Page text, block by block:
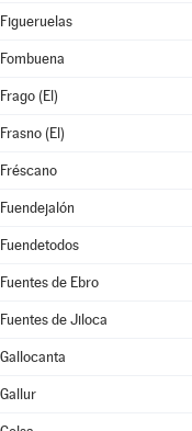
Figueruelas
Fombuena
Frago (El)
Frasno (El)
Fréscano
Fuendejalón
Fuendetodos
Fuentes de Ebro
Fuentes de Jiloca
Gallocanta
Gallur